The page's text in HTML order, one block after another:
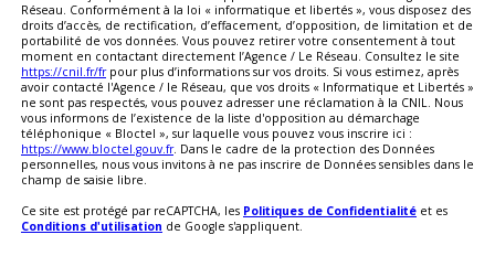
Réseau. Conformément à la loi « informatique et libertés », vous disposez des
droits d’accès, de rectification, d’effacement, d’opposition, de limitation et de
portabilité de vos données. Vous pouvez retirer votre consentement à tout
moment en contactant directement l’Agence / Le Réseau. Consultez le site
https://cnil.fr/frpour plus d’informations sur vos droits. Si vous estimez, après
avoir contacté l'Agence / le Réseau, que vos droits « Informatique et Libertés »
ne sont pas respectés, vous pouvez adresser une réclamation à la CNIL. Nous
vous informons de l’existence de la liste d'opposition au démarchage
téléphonique « Bloctel », sur laquelle vous pouvez vous inscrire ici :
https://www.bloctel.gouv.fr. Dans le cadre de la protection des Données
personnelles, nous vous invitons à ne pas inscrire de Données sensibles dans le
champ de saisie libre.
Ce site est protégé par reCAPTCHA, les Politiques de Confidentialité et es
Conditions d'utilisation de Google s'appliquent.